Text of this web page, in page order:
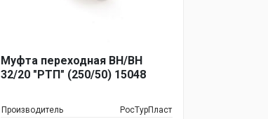
Муфта переходная ВН/ВН
32/20 "РТП" (250/50) 15048
Производитель РосТурПласт